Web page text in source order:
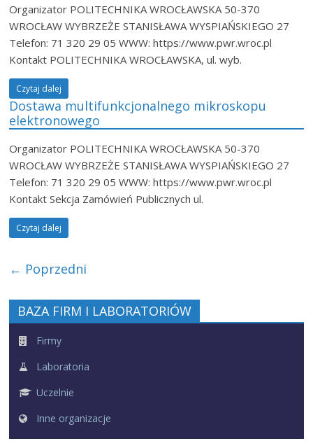
Organizator POLITECHNIKA WROCŁAWSKA 50-370
WROCŁAW WYBRZEŻE STANISŁAWA WYSPIAŃSKIEGO 27
Telefon: 71 320 29 05 WWW: https://www.pwr.wroc.pl
Kontakt POLITECHNIKA WROCŁAWSKA, ul. wyb.
Czytaj dalej
Dostawa multifunkcjonalnego mikroskopu
elektronowego
Organizator POLITECHNIKA WROCŁAWSKA 50-370
WROCŁAW WYBRZEŻE STANISŁAWA WYSPIAŃSKIEGO 27
Telefon: 71 320 29 05 WWW: https://www.pwr.wroc.pl
Kontakt Sekcja Zamówień Publicznych ul.
Czytaj dalej
← Poprzedni
BAZA FIRM I LABORATORIÓW
Firmy
Laboratoria
Uczelnie
Inne organizacje